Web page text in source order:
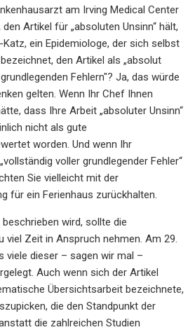
am Irving Medical Center
Artikel für „absoluten Unsinn“ hält,
ein Epidemiologe, der sich selbst
den Artikel als „absolut
Fehlern"? Ja, das würde
gelten. Wenn Ihr Chef Ihnen
dass Ihre Arbeit „absoluter Unsinn“
nicht als gute
worden. Und wenn Ihr
voller grundlegender Fehler“
Sie vielleicht mit der
für ein Ferienhaus zurückhalten.
wird, sollte die
viel Zeit in Anspruch nehmen. Am 29.
viele dieser – sagen wir mal –
Auch wenn sich der Artikel
Übersichtsarbeit bezeichnete,
die den Standpunkt der
die zahlreichen Studien